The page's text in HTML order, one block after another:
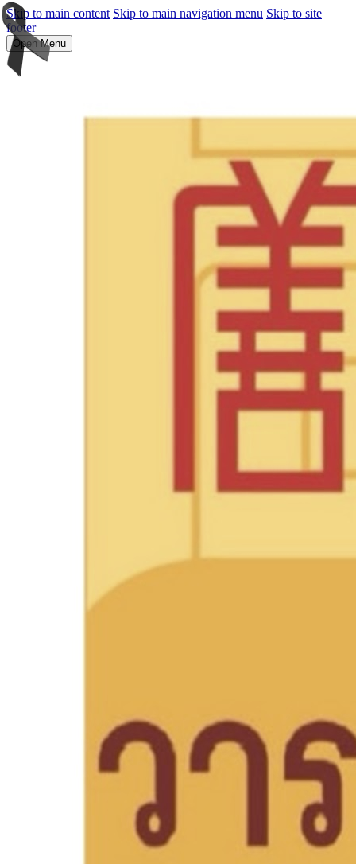
Skip to main content Skip to main navigation menu Skip to site
footer
Open Menu